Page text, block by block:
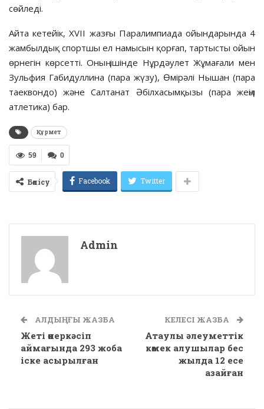
сөйледі.
Айта кетейік, XVIІ жазғы Паралимпиада ойындарында 4
жамбылдық спортшы ел намысын қорғап, тартысты ойын
өрнегін көрсетті. Оның ішінде Нұрдәулет Жұмағали мен
Зульфия Габидуллина (пара жүзу), Өмірәлі Нышан (пара
таеквондо) және Салтанат Әбілхасымқызы (пара жеңіл
атлетика) бар.
Құрмет
0
59
Бөлісу Facebook Twitter
Admin
АЛДЫҢҒЫ ЖАЗБА
Жеті өнеркәсіп
аймағында 293 жоба
іске асырылған
КЕЛЕСІ ЖАЗБА
Атаулы әлеуметтік
көмек алушылар бес
жылда 12 есе
азайған